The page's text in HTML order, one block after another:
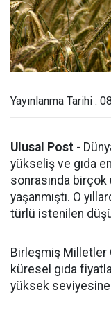
Yayınlanma Tarihi :
Ulusal Post -
yükseliş ve gıda
sonrasında birçok
yaşanmıştı. O
türlü istenilen
Birleşmiş Milletler
küresel gıda
yüksek seviyesine